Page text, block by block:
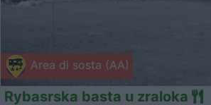
Area di sosta (AA)
Rybasrska basta u zraloka